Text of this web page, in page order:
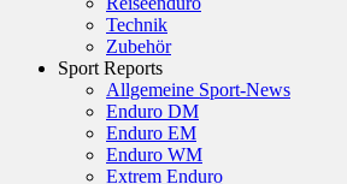
Technik
Zubehör
Sport Reports
Allgemeine Sport-News
Enduro DM
Enduro EM
Enduro WM
Extrem Enduro